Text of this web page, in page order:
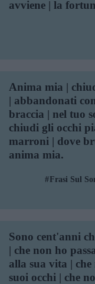
avviene | la
Anima mia |
| abbandonati
braccia | nel tuo
chiudi gli occhi
marroni | dove
anima mia.
Frasi Sul
Sono cent'anni
| che non ho
alla sua vita |
suoi occhi | che